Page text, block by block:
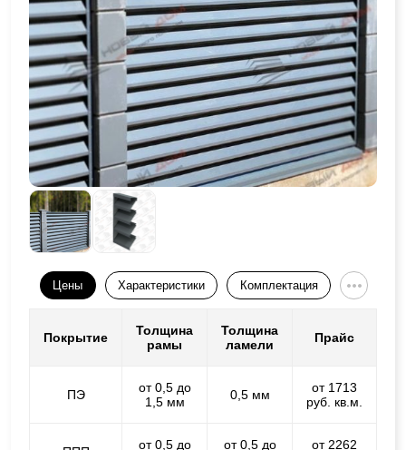
Цены Характеристики Комплектация
Покрытие
Толщина
рамы
Толщина
ламели
Прайс
ПЭ
от 0,5 до
1,5 мм
0,5 мм
от 1713
руб. кв.м.
от 0,5 до
от 0,5 до
от 2262